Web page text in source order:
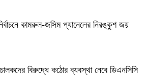
কামরুল-জসিম প্যানেলের নিরঙ্কুশ জয়
বিরুদ্ধে কঠোর ব্যবস্থা নেবে ডিএনসিসি